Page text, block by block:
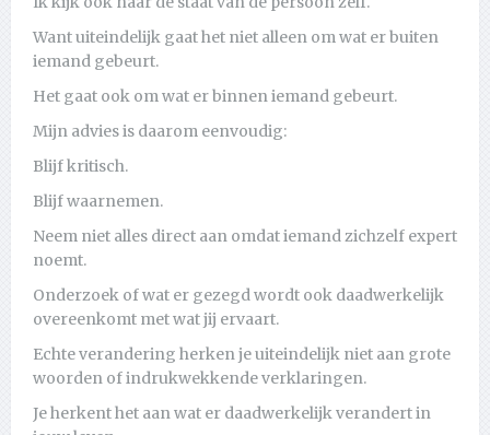
Want uiteindelijk gaat het niet alleen om wat er buiten
iemand gebeurt.
Het gaat ook om wat er binnen iemand gebeurt.
Mijn advies is daarom eenvoudig:
Blijf kritisch.
Blijf waarnemen.
Neem niet alles direct aan omdat iemand zichzelf expert
noemt.
Onderzoek of wat er gezegd wordt ook daadwerkelijk
overeenkomt met wat jij ervaart.
Echte verandering herken je uiteindelijk niet aan grote
woorden of indrukwekkende verklaringen.
Je herkent het aan wat er daadwerkelijk verandert in